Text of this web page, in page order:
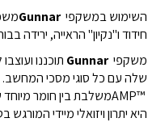
השימוש במשקפי Gunnar
חידוד ו"נקיון" הראייה, ירידה בבוהק
משקפי Gunnar תוכננו
שלה עם כל סוגי מסכי המחשב.
AMP™משלבת בין חומר
היא יתרון ויזואלי מיידי